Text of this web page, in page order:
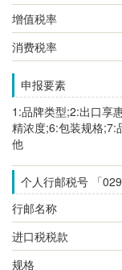
增值税率
消费税率
申报要素
1:品牌类型;2:出口享
精浓度;6:包装规格;7:
他
个人行邮税号 「
行邮名称
进口税税款
规格